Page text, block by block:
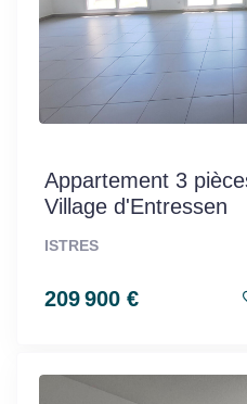
Appartement 3
Village d'Entressen
ISTRES
209 900 €